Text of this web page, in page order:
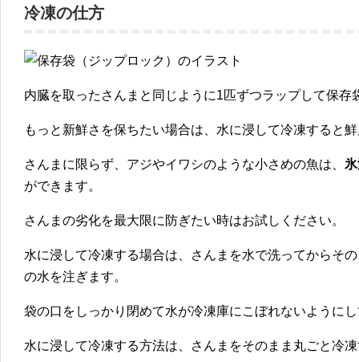
冷凍の仕方
内臓を取ったさんまと同じように1匹ずつラップして保存
もっと新鮮さを保ちたい場合は、 水に浸して冷凍すると
さんまに限らず、アジやイワシのような小さめの魚は、
ができます。
さんまの劣化を最大限に防ぎたい時はお試しください。
水に浸して冷凍する場合は、さんまを水で洗ってからそ
の水を注ぎます。
袋の口をしっかり閉めて水が冷凍庫にこぼれないように
水に浸して冷凍する方法は、さんまをそのまま丸ごと冷